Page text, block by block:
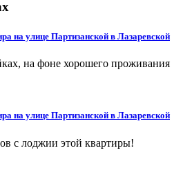
на улице Партизанской в Лазаревской
на фоне хорошего проживания
на улице Партизанской в Лазаревской
с лоджии этой квартиры!